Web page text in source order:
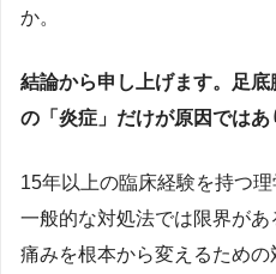
か。
結論から申し上げます。足
の「炎症」だけが原因ではあ
15年以上の臨床経験を持つ
一般的な対処法では限界が
痛みを根本から変えるための